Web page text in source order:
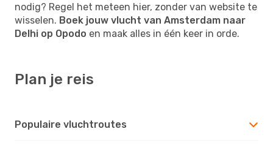
nodig? Regel het meteen hier, zonder van website te
wisselen. Boek jouw vlucht van Amsterdam naar
Delhi op Opodo en maak alles in één keer in orde.
Plan je reis
Populaire vluchtroutes